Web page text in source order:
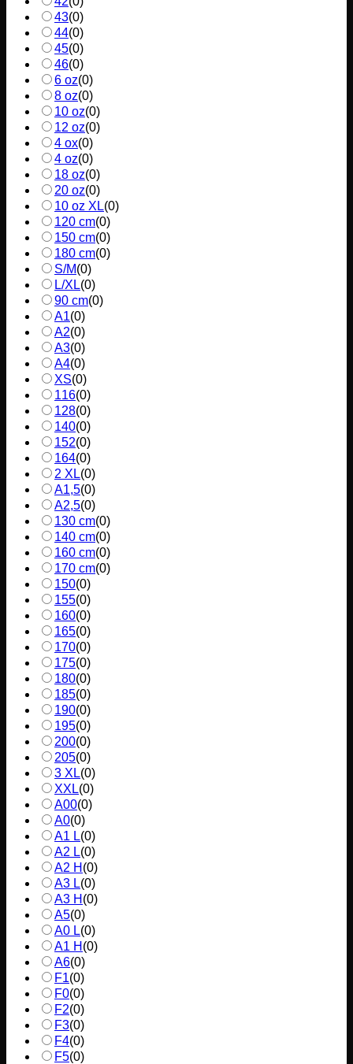
43(0)
44(0)
45(0)
46(0)
6 oz(0)
8 oz(0)
10 oz(0)
12 oz(0)
4 ox(0)
4 oz(0)
18 oz(0)
20 oz(0)
10 oz XL(0)
120 cm(0)
150 cm(0)
180 cm(0)
S/M(0)
L/XL(0)
90 cm(0)
A1(0)
A2(0)
A3(0)
A4(0)
XS(0)
116(0)
128(0)
140(0)
152(0)
164(0)
2 XL(0)
A1,5(0)
A2,5(0)
130 cm(0)
140 cm(0)
160 cm(0)
170 cm(0)
150(0)
155(0)
160(0)
165(0)
170(0)
175(0)
180(0)
185(0)
190(0)
195(0)
200(0)
205(0)
3 XL(0)
XXL(0)
A00(0)
A0(0)
A1 L(0)
A2 L(0)
A2 H (0)
A3 L(0)
A3 H (0)
A5(0)
A0 L(0)
A1 H (0)
A6(0)
F1(0)
F0(0)
F2(0)
F3(0)
F4(0)
F5(0)